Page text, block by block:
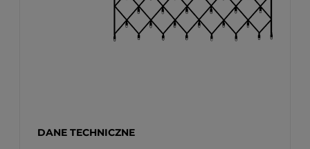
DANE TECHNICZNE